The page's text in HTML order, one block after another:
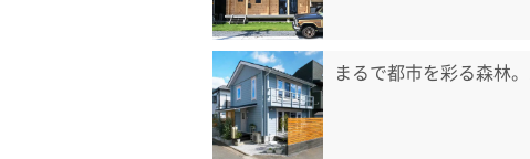
まるで都市を彩る森林